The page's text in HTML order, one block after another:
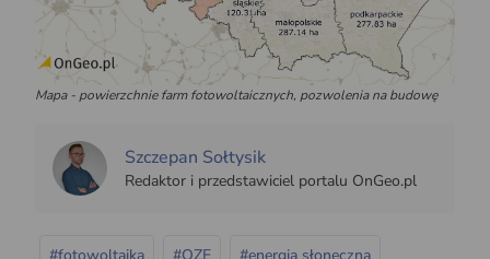
Mapa - powierzchnie farm fotowoltaicznych, pozwolenia na budowę
Szczepan Sołtysik
Redaktor i przedstawiciel portalu OnGeo.pl